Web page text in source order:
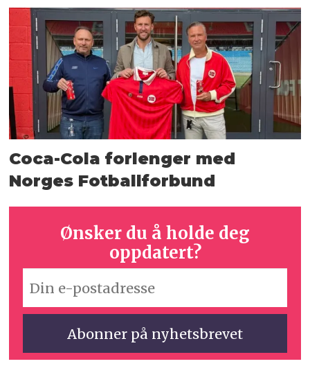
Coca-Cola forlenger med
Norges Fotballforbund
Ønsker du å holde deg
oppdatert?